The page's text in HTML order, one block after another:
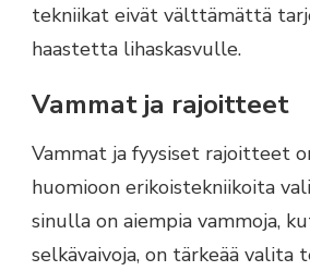
tekniikat eivät välttämättä
haastetta lihaskasvulle.
Vammat ja rajoitteet
Vammat ja fyysiset rajoitteet
huomioon erikoistekniikoita
sinulla on aiempia vammoja,
selkävaivoja, on tärkeää valita